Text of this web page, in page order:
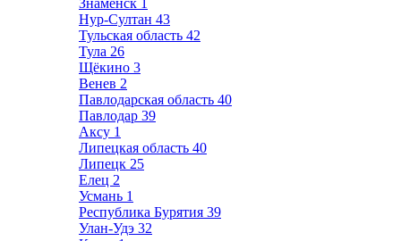
Знаменск 1
Нур-Султан 43
Тульская область 42
Тула 26
Щёкино 3
Венев 2
Павлодарская область 40
Павлодар 39
Аксу 1
Липецкая область 40
Липецк 25
Елец 2
Усмань 1
Республика Бурятия 39
Улан-Удэ 32